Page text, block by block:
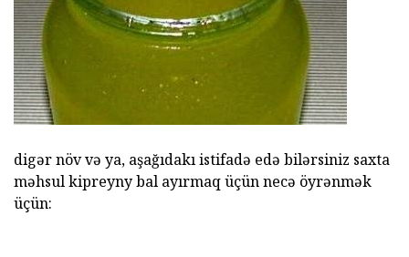
digər növ və ya, aşağıdakı istifadə edə bilərsiniz saxta
məhsul kipreyny bal ayırmaq üçün necə öyrənmək
üçün: